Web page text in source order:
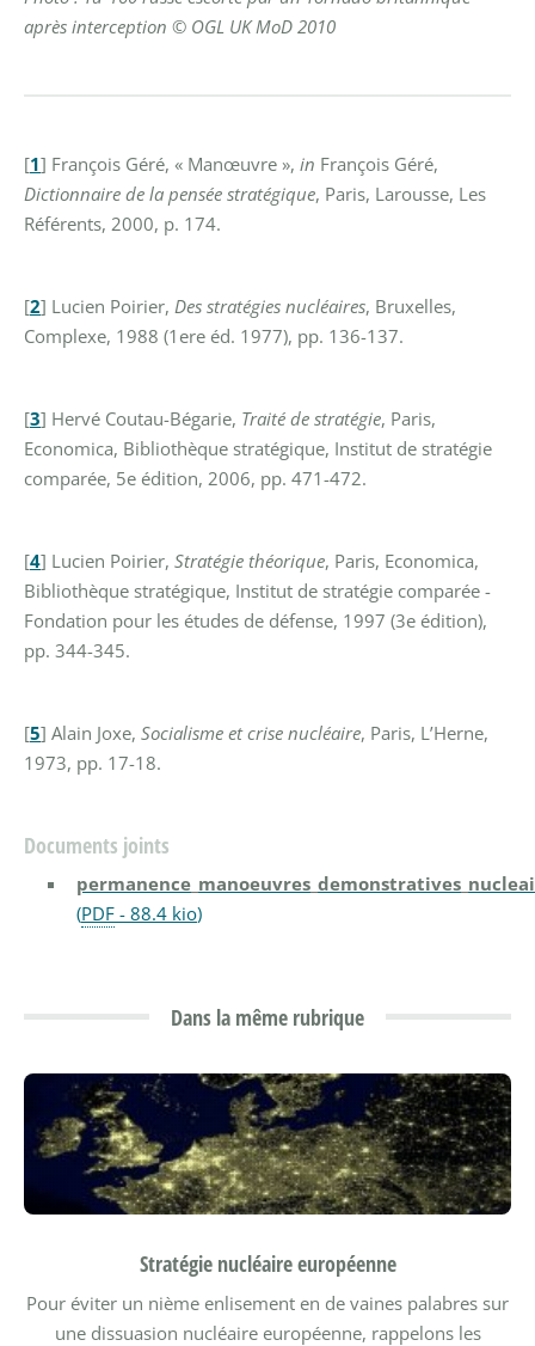
après interception © OGL UK MoD 2010
[1] François Géré, « Manœuvre », in François Géré,
Dictionnaire de la pensée stratégique, Paris, Larousse, Les
Référents, 2000, p. 174.
[2] Lucien Poirier, Des stratégies nucléaires, Bruxelles,
Complexe, 1988 (1ere éd. 1977), pp. 136-137.
[3] Hervé Coutau-Bégarie, Traité de stratégie, Paris,
Economica, Bibliothèque stratégique, Institut de stratégie
comparée, 5e édition, 2006, pp. 471-472.
[4] Lucien Poirier, Stratégie théorique, Paris, Economica,
Bibliothèque stratégique, Institut de stratégie comparée -
Fondation pour les études de défense, 1997 (3e édition),
pp. 344-345.
[5] Alain Joxe, Socialisme et crise nucléaire, Paris, L’Herne,
1973, pp. 17-18.
Documents joints
(PDF- 88.4 kio)
Dans la même rubrique
Stratégie nucléaire européenne
Pour éviter un nième enlisement en de vaines palabres sur
une dissuasion nucléaire européenne, rappelons les